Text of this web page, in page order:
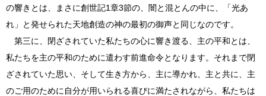
の響きとは、まさに創世記1章3節の、闇と混とんの中に、「光あ
れ」と発せられた天地創造の神の最初の御声と同じなのです。
第三に、閉ざされていた私たちの心に響き渡る、主の平和とは、
私たちを主の平和のために遣わす前進命令となります。それまで閉
ざされていた思い、そして生き方から、主に導かれ、主と共に、主
のご用のために自分が用いられる喜びに満たされながら、私たちは